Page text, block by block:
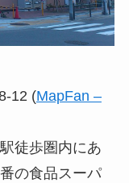
12 (MapFan –
徒歩圏内にあ
の食品スーパ